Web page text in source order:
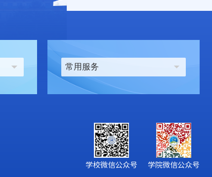
常用服务
学校微信公众号 学院微信公众号